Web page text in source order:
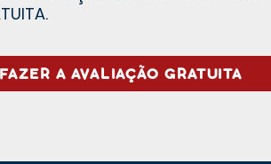
A AVALIAÇÃO GRATUITA